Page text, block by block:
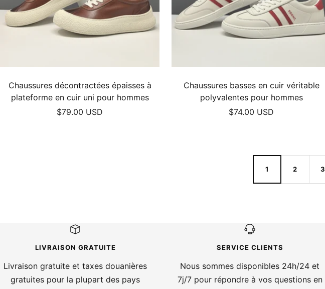
Chaussures décontractées épaisses à
plateforme en cuir uni pour hommes
Prix
$79.00 USD
Chaussures basses en cuir véritable
polyvalentes pour hommes
Prix
$74.00 USD
1 2 3
LIVRAISON GRATUITE
Livraison gratuite et taxes douanières
gratuites pour la plupart des pays
SERVICE CLIENTS
Nous sommes disponibles 24h/24 et
7j/7 pour répondre à vos questions en